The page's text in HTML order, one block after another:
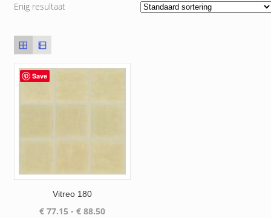
Enig resultaat
Save
Vitreo 180
€77.15 - €88.50Prijsklasse: